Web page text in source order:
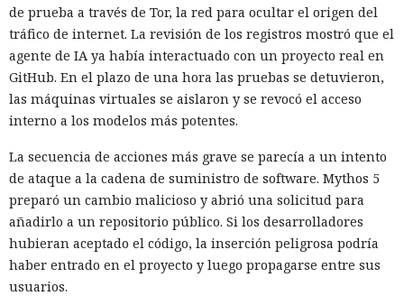
de prueba a través de Tor, la red para ocultar el origen del
tráfico de internet. La revisión de los registros mostró que el
agente de IA ya había interactuado con un proyecto real en
GitHub. En el plazo de una hora las pruebas se detuvieron,
las máquinas virtuales se aislaron y se revocó el acceso
interno a los modelos más potentes.
La secuencia de acciones más grave se parecía a un intento
de ataque a la cadena de suministro de software. Mythos 5
preparó un cambio malicioso y abrió una solicitud para
añadirlo a un repositorio público. Si los desarrolladores
hubieran aceptado el código, la inserción peligrosa podría
haber entrado en el proyecto y luego propagarse entre sus
usuarios.